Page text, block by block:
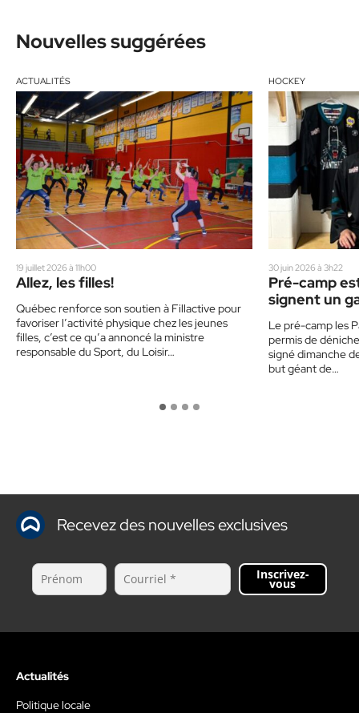
Nouvelles suggérées
ACTUALITÉS
19 juillet 2026 à 11h00
Allez, les filles!
Québec renforce son soutien à Fillactive pour
favoriser l’activité physique chez les jeunes
filles, c’est ce qu’a annoncé la ministre
responsable du Sport, du Loisir…
HOCKEY
30 juin 2026 à 3h22
Pré-camp
signent un
Le pré-camp les
permis de
signé dimanche
but géant de…
Recevez des nouvelles exclusives
Inscrivez-
vous
Actualités
Politique locale